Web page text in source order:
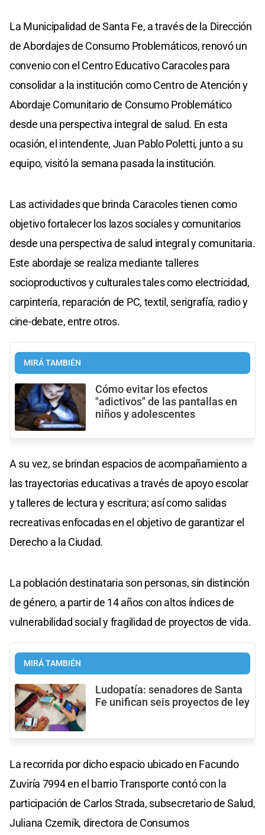
La Municipalidad de Santa Fe, a través de la Dirección
de Abordajes de Consumo Problemáticos, renovó un
convenio con el Centro Educativo Caracoles para
consolidar a la institución como Centro de Atención y
Abordaje Comunitario de Consumo Problemático
desde una perspectiva integral de salud. En esta
ocasión, el intendente, Juan Pablo Poletti, junto a su
equipo, visitó la semana pasada la institución.
Las actividades que brinda Caracoles tienen como
objetivo fortalecer los lazos sociales y comunitarios
desde una perspectiva de salud integral y comunitaria.
Este abordaje se realiza mediante talleres
socioproductivos y culturales tales como electricidad,
carpintería, reparación de PC, textil, serigrafía, radio y
cine-debate, entre otros.
MIRÁ TAMBIÉN
Cómo evitar los efectos
"adictivos" de las pantallas en
niños y adolescentes
A su vez, se brindan espacios de acompañamiento a
las trayectorias educativas a través de apoyo escolar
y talleres de lectura y escritura; así como salidas
recreativas enfocadas en el objetivo de garantizar el
Derecho a la Ciudad.
La población destinataria son personas, sin distinción
de género, a partir de 14 años con altos índices de
vulnerabilidad social y fragilidad de proyectos de vida.
MIRÁ TAMBIÉN
Ludopatía: senadores de Santa
Fe unifican seis proyectos de ley
La recorrida por dicho espacio ubicado en Facundo
Zuviría 7994 en el barrio Transporte contó con la
participación de Carlos Strada, subsecretario de Salud,
Juliana Czernik, directora de Consumos